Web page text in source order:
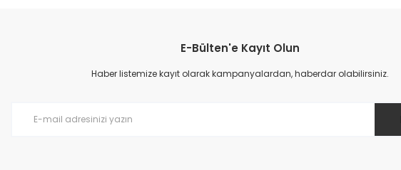
Ürün açıklamasında eksik bilgiler bulunuyor.
Ürün bilgilerinde hatalar bulunuyor.
E-Bülten'e Kayıt Olun
Haber listemize kayıt olarak kampanyalardan, haberdar olabilirsiniz.